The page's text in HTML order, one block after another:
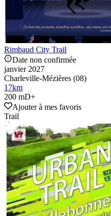
Rimbaud City Trail
Date non confirmée
janvier 2027
Charleville-Mézières (08)
17km
200 mD+
Ajouter à mes favoris
Trail